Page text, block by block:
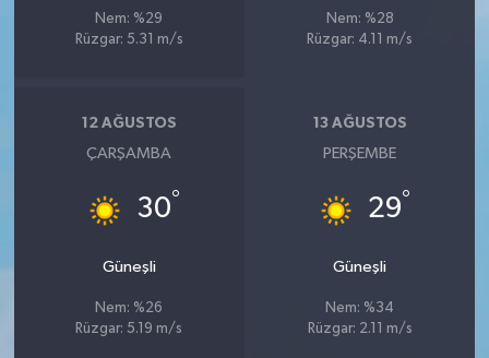
Nem: %29
Rüzgar: 5.31 m/s
Nem: %28
Rüzgar: 4.11 m/s
12 AĞUSTOS
ÇARŞAMBA
30°
Güneşli
Nem: %26
Rüzgar: 5.19 m/s
13 AĞUSTOS
PERŞEMBE
29°
Güneşli
Nem: %34
Rüzgar: 2.11 m/s